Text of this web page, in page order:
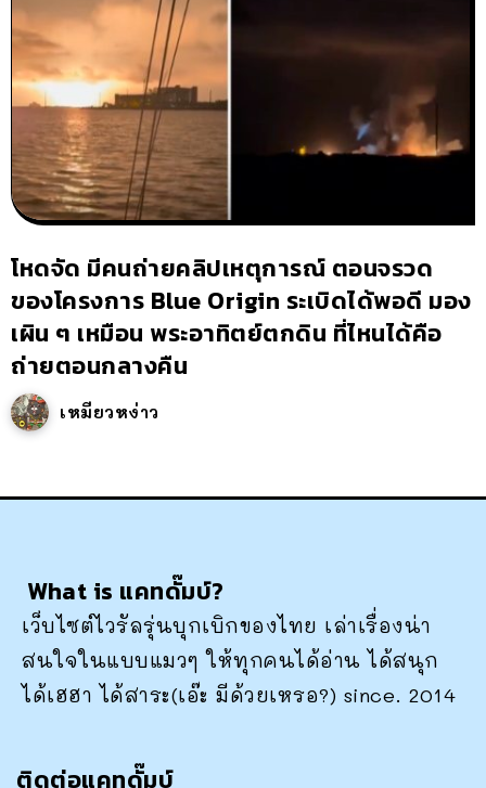
โหดจัด มีคนถ่ายคลิปเหตุการณ์ ตอนจรวด
ของโครงการ Blue Origin ระเบิดได้พอดี มอง
เผิน ๆ เหมือน พระอาทิตย์ตกดิน ที่ไหนได้คือ
ถ่ายตอนกลางคืน
เหมียวหง่าว
What is แคทดั๊มบ์?
เว็บไซต์ไวรัลรุ่นบุกเบิกของไทย เล่าเรื่องน่า
สนใจในแบบแมวๆ ให้ทุกคนได้อ่าน ได้สนุก
ได้เฮฮา ได้สาระ(เอ๊ะ มีด้วยเหรอ?) since. 2014
ติดต่อแคทดั๊มบ์